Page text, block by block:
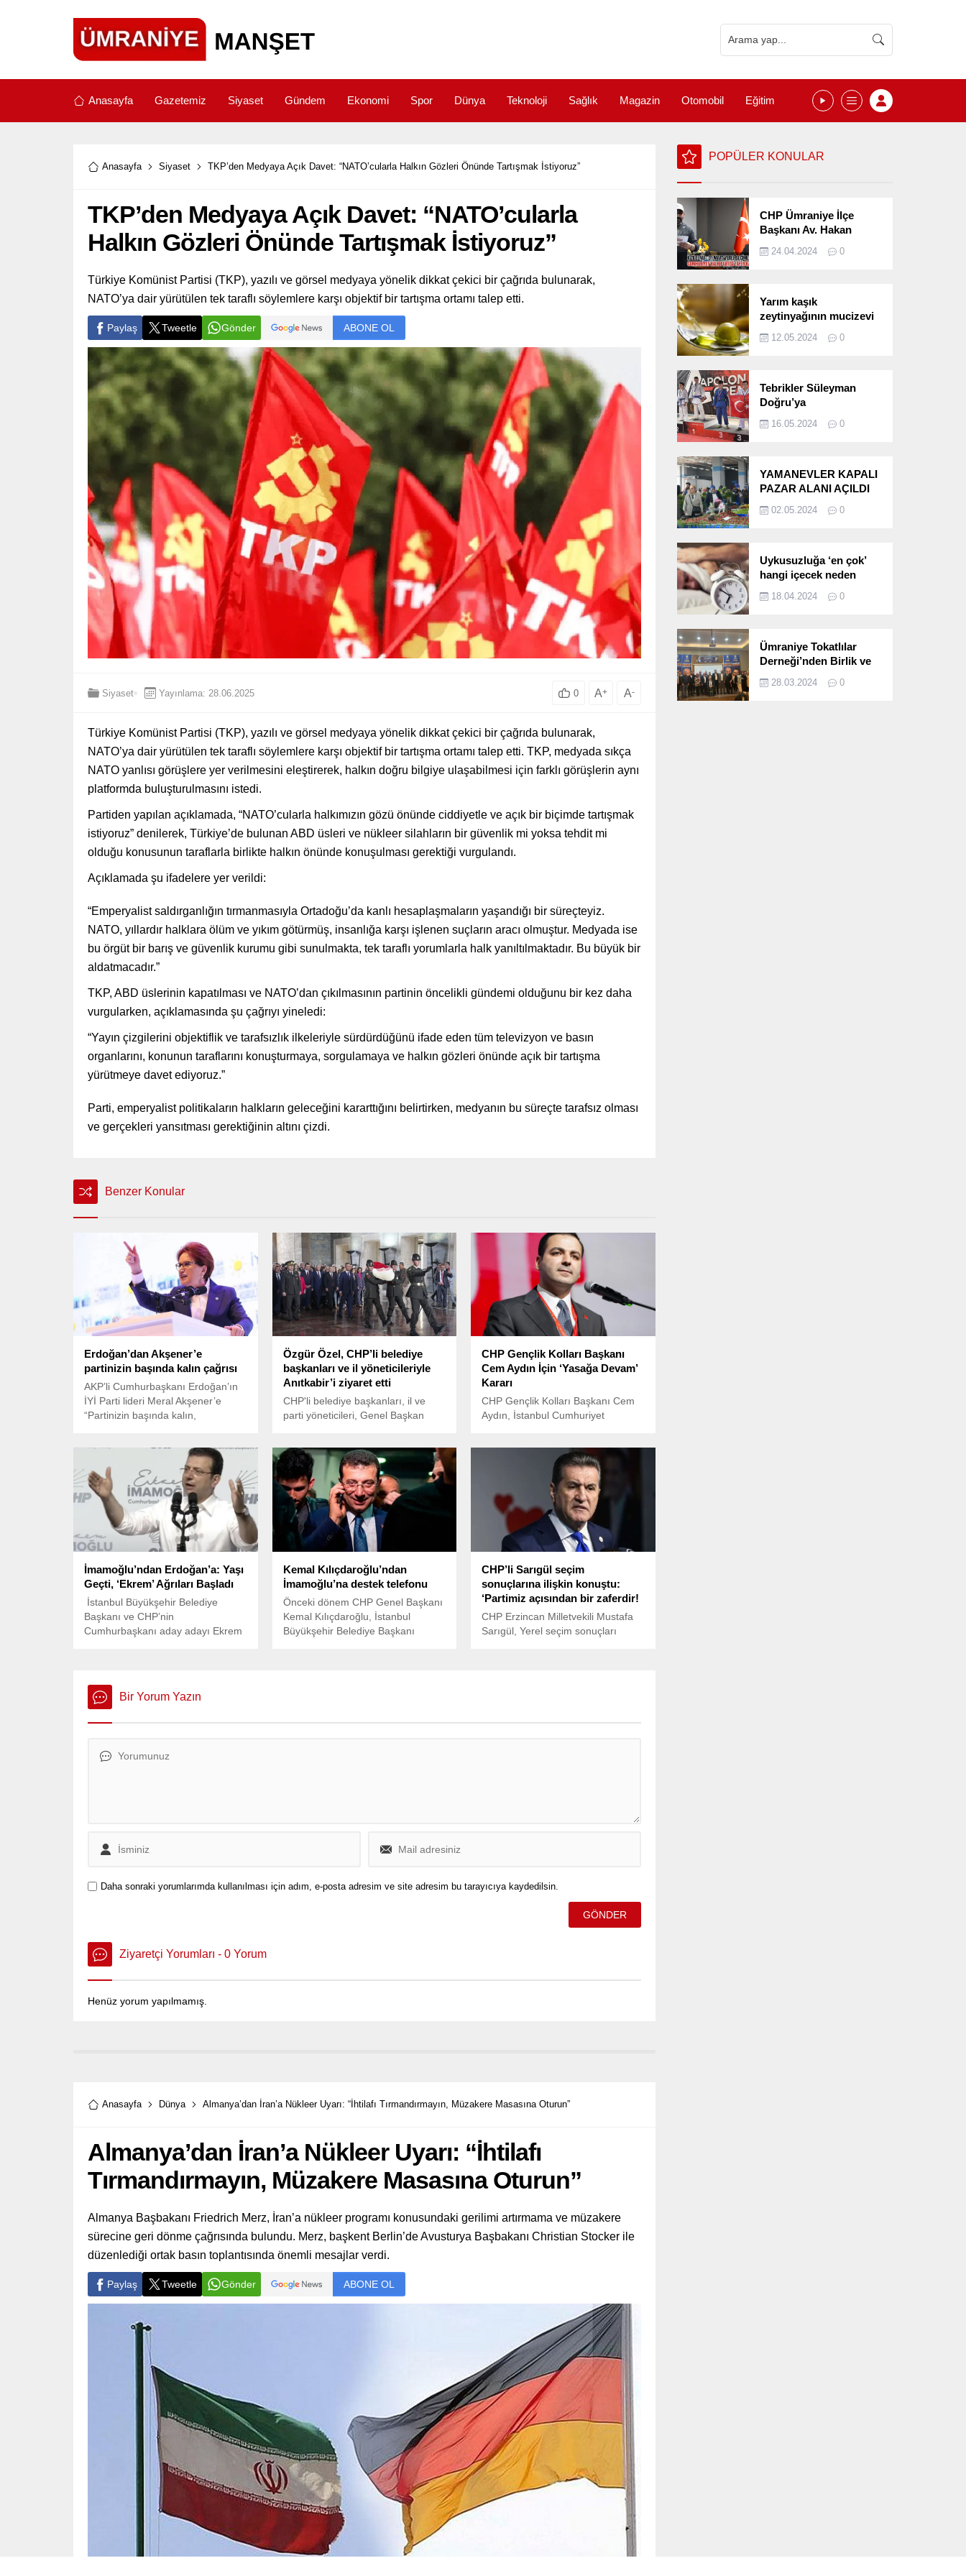
Anasayfa Gazetemiz Siyaset Gündem Ekonomi Spor Dünya Teknoloji Sağlık Magazin Otomobil Eğitim
Anasayfa Siyaset TKP’den Medyaya Açık Davet: “NATO’cularla Halkın Gözleri Önünde Tartışmak İstiyoruz”
TKP’den Medyaya Açık Davet: “NATO’cularla
Halkın Gözleri Önünde Tartışmak İstiyoruz”
Türkiye Komünist Partisi (TKP), yazılı ve görsel medyaya yönelik dikkat çekici bir çağrıda bulunarak,
NATO’ya dair yürütülen tek taraflı söylemlere karşı objektif bir tartışma ortamı talep etti.
Paylaş Tweetle Gönder ABONE OL
Siyaset Yayınlama: 28.06.2025 0 A+ A-
Türkiye Komünist Partisi (TKP), yazılı ve görsel medyaya yönelik dikkat çekici bir çağrıda bulunarak,
NATO’ya dair yürütülen tek taraflı söylemlere karşı objektif bir tartışma ortamı talep etti. TKP, medyada sıkça
NATO yanlısı görüşlere yer verilmesini eleştirerek, halkın doğru bilgiye ulaşabilmesi için farklı görüşlerin aynı
platformda buluşturulmasını istedi.
Partiden yapılan açıklamada, “NATO’cularla halkımızın gözü önünde ciddiyetle ve açık bir biçimde tartışmak
istiyoruz” denilerek, Türkiye’de bulunan ABD üsleri ve nükleer silahların bir güvenlik mi yoksa tehdit mi
olduğu konusunun taraflarla birlikte halkın önünde konuşulması gerektiği vurgulandı.
Açıklamada şu ifadelere yer verildi:
“Emperyalist saldırganlığın tırmanmasıyla Ortadoğu’da kanlı hesaplaşmaların yaşandığı bir süreçteyiz.
NATO, yıllardır halklara ölüm ve yıkım götürmüş, insanlığa karşı işlenen suçların aracı olmuştur. Medyada ise
bu örgüt bir barış ve güvenlik kurumu gibi sunulmakta, tek taraflı yorumlarla halk yanıltılmaktadır. Bu büyük bir
aldatmacadır.”
TKP, ABD üslerinin kapatılması ve NATO’dan çıkılmasının partinin öncelikli gündemi olduğunu bir kez daha
vurgularken, açıklamasında şu çağrıyı yineledi:
“Yayın çizgilerini objektiflik ve tarafsızlık ilkeleriyle sürdürdüğünü ifade eden tüm televizyon ve basın
organlarını, konunun taraflarını konuşturmaya, sorgulamaya ve halkın gözleri önünde açık bir tartışma
yürütmeye davet ediyoruz.”
Parti, emperyalist politikaların halkların geleceğini kararttığını belirtirken, medyanın bu süreçte tarafsız olması
ve gerçekleri yansıtması gerektiğinin altını çizdi.
Benzer Konular
Erdoğan’dan Akşener’e
partinizin başında kalın çağrısı
AKP’li Cumhurbaşkanı Erdoğan’ın
İYİ Parti lideri Meral Akşener’e
“Partinizin başında kalın,
hesabından bir açıklama paylaşıldı.
Özgür Özel, CHP’li belediye
başkanları ve il yöneticileriyle
Anıtkabir’i ziyaret etti
CHP'li belediye başkanları, il ve
parti yöneticileri, Genel Başkan
Anıtkabir Özel Defteri'ne,
Cumhuriyetimizin ikinci yüzyılının ilk
seçimlerinde, kurduğunuz ve
bizlere emanet ettiğiniz partimizi,
ilkelerinizden sapmadan,
gösterdiğiniz rotadan milim
şaşmadan birinci parti yaptık diye
CHP Gençlik Kolları Başkanı
Cem Aydın İçin ‘Yasağa Devam’
Kararı
CHP Gençlik Kolları Başkanı Cem
Aydın, İstanbul Cumhuriyet
medya hesabından yayımlanan bir
video nedeniyle yargılanıyor.
İmamoğlu’ndan Erdoğan’a: Yaşı
Geçti, ‘Ekrem’ Ağrıları Başladı
İstanbul Büyükşehir Belediye
Başkanı ve CHP’nin
Cumhurbaşkanı aday adayı Ekrem
Kemal Kılıçdaroğlu’ndan
İmamoğlu’na destek telefonu
Önceki dönem CHP Genel Başkanı
Kemal Kılıçdaroğlu, İstanbul
Büyükşehir Belediye Başkanı
CHP’li Sarıgül seçim
sonuçlarına ilişkin konuştu:
‘Partimiz açısından bir zaferdir!
CHP Erzincan Milletvekili Mustafa
Sarıgül, Yerel seçim sonuçları
Bir Yorum Yazın
Daha sonraki yorumlarımda kullanılması için adım, e-posta adresim ve site adresim bu tarayıcıya kaydedilsin.
Ziyaretçi Yorumları - 0 Yorum
Henüz yorum yapılmamış.
Anasayfa Dünya Almanya’dan İran’a Nükleer Uyarı: “İhtilafı Tırmandırmayın, Müzakere Masasına Oturun”
Almanya’dan İran’a Nükleer Uyarı: “İhtilafı
Tırmandırmayın, Müzakere Masasına Oturun”
Almanya Başbakanı Friedrich Merz, İran’a nükleer programı konusundaki gerilimi artırmama ve müzakere
sürecine geri dönme çağrısında bulundu. Merz, başkent Berlin’de Avusturya Başbakanı Christian Stocker ile
düzenlediği ortak basın toplantısında önemli mesajlar verdi.
Paylaş Tweetle Gönder ABONE OL
POPÜLER KONULAR
CHP Ümraniye İlçe
Başkanı Av. Hakan
Seçimlerini
24.04.2024 0
Yarım kaşık
zeytinyağının mucizevi
12.05.2024 0
Tebrikler Süleyman
Doğru’ya
16.05.2024 0
YAMANEVLER KAPALI
PAZAR ALANI AÇILDI
02.05.2024 0
Uykusuzluğa ‘en çok’
hangi içecek neden
18.04.2024 0
Ümraniye Tokatlılar
Derneği’nden Birlik ve
Programı
28.03.2024 0